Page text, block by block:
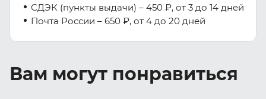
СДЭК (пункты выдачи) – 450 ₽, от 3 до 14 дней
Почта России – 650 ₽, от 4 до 20 дней
Вам могут понравиться